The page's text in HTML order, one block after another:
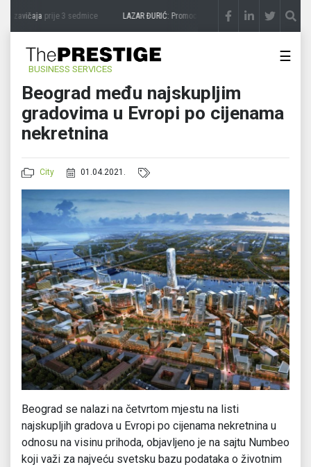
zavičajaprije 3 sedmice LAZAR ĐURIĆ: Promocija potencijal pretvara u
BUSINESS SERVICES
☰
Beograd među najskupljim
gradovima u Evropi po cijenama
nekretnina
City 01.04.2021.
Beograd se nalazi na četvrtom mjestu na listi
najskupljih gradova u Evropi po cijenama nekretnina u
odnosu na visinu prihoda, objavljeno je na sajtu Numbeo
koji važi za najveću svetsku bazu podataka o životnim